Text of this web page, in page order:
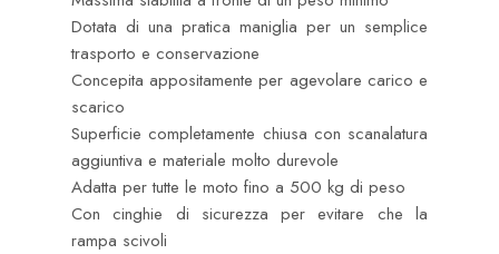
Dotata di una pratica maniglia per un semplice
trasporto e conservazione
Concepita appositamente per agevolare carico e
scarico
Superficie completamente chiusa con scanalatura
aggiuntiva e materiale molto durevole
Adatta per tutte le moto fino a 500 kg di peso
Con cinghie di sicurezza per evitare che la
rampa scivoli